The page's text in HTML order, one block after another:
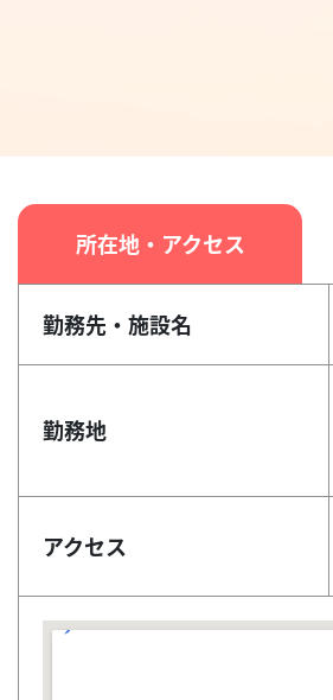
所在地・アクセス
勤務先・施設名
勤務地
アクセス